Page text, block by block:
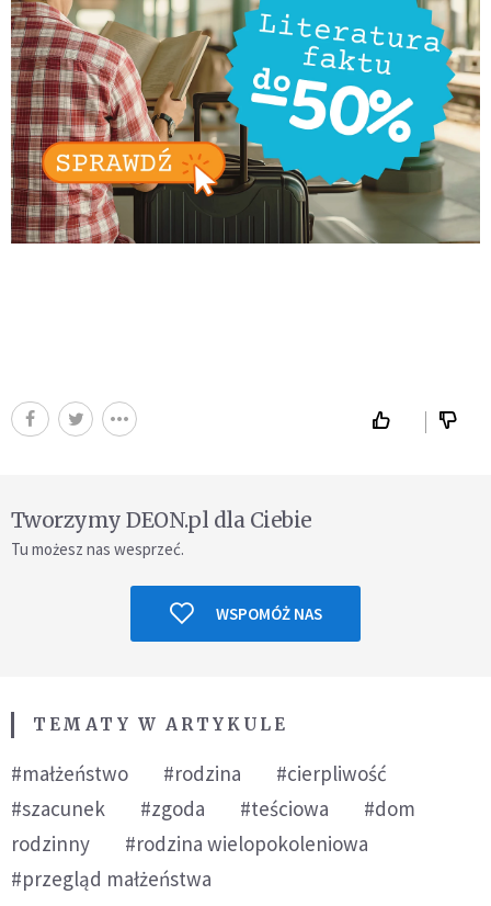
Tworzymy DEON.pl dla Ciebie
Tu możesz nas wesprzeć.
WSPOMÓŻ NAS
TEMATY W ARTYKULE
#małżeństwo #rodzina
#cierpliwość
#szacunek
#zgoda #teściowa
#dom
rodzinny
#rodzina wielopokoleniowa
#przegląd małżeństwa